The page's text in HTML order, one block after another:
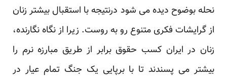
نحله بوضوح دیده می شود درنتیجه با استقبال بیشتر زنان
از گرایشات فکری متنوع رو به روست. زیرا از نگاه نگارنده،
زنان در ایران کسب حقوق برابر از طریق مبارزه نرم را
بیشتر می پسندند تا با برپایی یک جنگ تمام عیار در